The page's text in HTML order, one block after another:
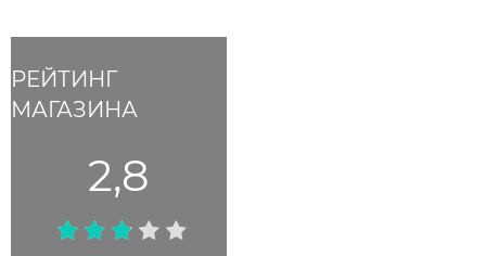
РЕЙТИНГ
МАГАЗИНА
2,8